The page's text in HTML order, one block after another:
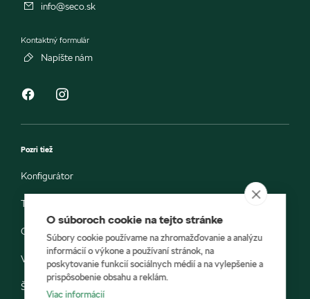
info@seco.sk
Kontaktný formulár
Napíšte nám
Pozri tiež
Konfigurátor
Testovacia jazda
Objednávka do servisu
Vozidlá ihneď k odberu
Škoda E-shop
O súboroch cookie na tejto stránke
Súbory cookie používame na zhromažďovanie a analýzu
informácií o výkone a používaní stránok, na
poskytovanie funkcií sociálnych médií a na vylepšenie a
prispôsobenie obsahu a reklám.
Viac informácií